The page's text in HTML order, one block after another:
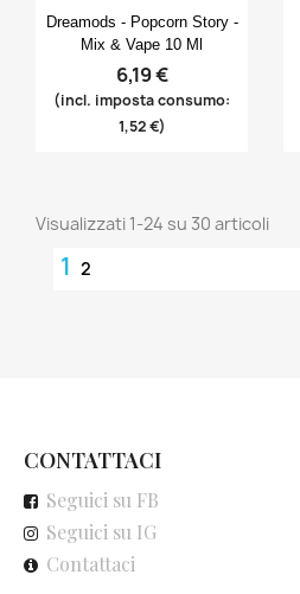
Anteprima
Dreamods - Popcorn Story -
Mix & Vape 10 Ml
6,19 €
(incl. imposta consumo:
1,52 €)
Visualizzati 1-24 su 30 articoli
1 2
CONTATTACI
Seguici su FB
Seguici su IG
Contattaci